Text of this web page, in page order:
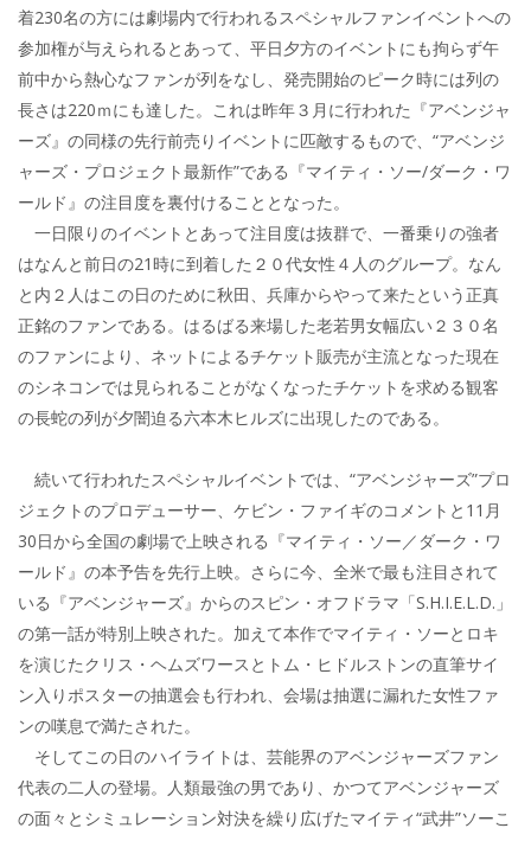
着230名の方には劇場内で行われるスペシャルファンイベントへの
参加権が与えられるとあって、平日夕方のイベントにも拘らず午
前中から熱心なファンが列をなし、発売開始のピーク時には列の
長さは220ｍにも達した。これは昨年３月に行われた『アベンジャ
ーズ』の同様の先行前売りイベントに匹敵するもので、“アベンジ
ャーズ・プロジェクト最新作”である『マイティ・ソー/ダーク・ワ
ールド』の注目度を裏付けることとなった。
一日限りのイベントとあって注目度は抜群で、一番乗りの強者
はなんと前日の21時に到着した２０代女性４人のグループ。なん
と内２人はこの日のために秋田、兵庫からやって来たという正真
正銘のファンである。はるばる来場した老若男女幅広い２３０名
のファンにより、ネットによるチケット販売が主流となった現在
のシネコンでは見られることがなくなったチケットを求める観客
の長蛇の列が夕闇迫る六本木ヒルズに出現したのである。
続いて行われたスペシャルイベントでは、“アベンジャーズ”プロ
ジェクトのプロデューサー、ケビン・ファイギのコメントと11月
30日から全国の劇場で上映される『マイティ・ソー／ダーク・ワ
ールド』の本予告を先行上映。さらに今、全米で最も注目されて
いる『アベンジャーズ』からのスピン・オフドラマ「S.H.I.E.L.D.」
の第一話が特別上映された。加えて本作でマイティ・ソーとロキ
を演じたクリス・ヘムズワースとトム・ヒドルストンの直筆サイ
ン入りポスターの抽選会も行われ、会場は抽選に漏れた女性ファ
ンの嘆息で満たされた。
そしてこの日のハイライトは、芸能界のアベンジャーズファン
代表の二人の登場。人類最強の男であり、かつてアベンジャーズ
の面々とシミュレーション対決を繰り広げたマイティ“武井”ソーこ